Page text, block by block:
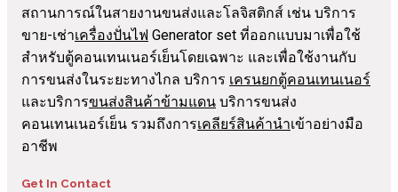
สถานการณ์ในสายงานขนส่งและโลจิสติกส์ เช่น บริการ
ขาย-เช่าเครื่องปั่นไฟ Generator set ที่ออกแบบมาเพื่อใช้
สำหรับตู้คอนเทนเนอร์เย็นโดยเฉพาะ และเพื่อใช้งานกับ
การขนส่งในระยะทางไกล บริการ เครนยกตู้คอนเทนเนอร์
และบริการขนส่งสินค้าข้ามแดน บริการขนส่ง
คอนเทนเนอร์เย็น รวมถึงการเคลียร์สินค้านำเข้าอย่างมือ
อาชีพ
Get In Contact